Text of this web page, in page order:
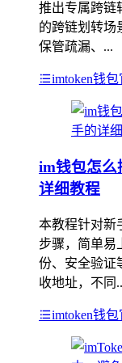
推出专属跨链
的跨链划转场
保管疏漏、...
imtoken钱
im钱包怎么
详细教程
本教程针对新
步骤，简单易
份、安全验证
收地址，不同
imtoken钱